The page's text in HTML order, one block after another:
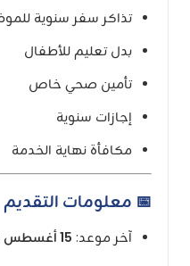
تذاكر سفر سنوية
بدل تعليم للأطفال
تأمين صحي خاص
إجازات سنوية
مكافأة نهاية الخدمة
📅 معلومات التقديم
آخر موعد: 15 أغسطس 2026